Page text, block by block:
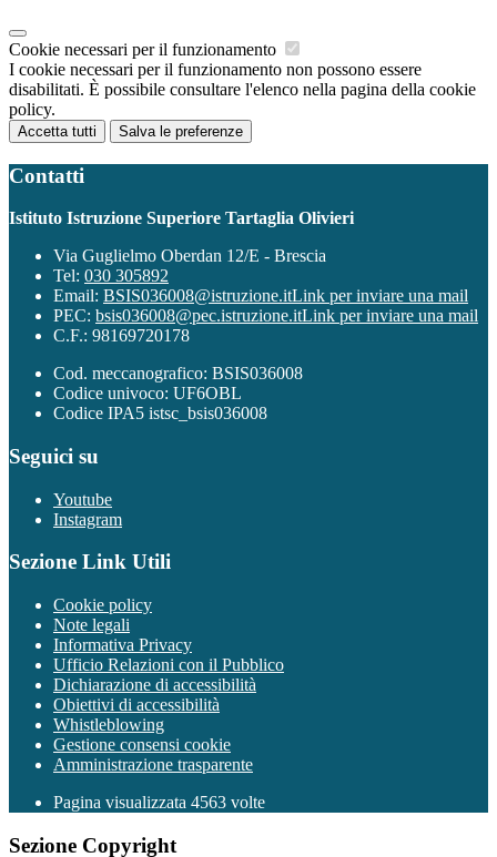
Cookie necessari per il funzionamento
I cookie necessari per il funzionamento non possono essere
disabilitati. È possibile consultare l'elenco nella pagina della cookie
policy.
Accetta tutti Salva le preferenze
Contatti
Istituto Istruzione Superiore Tartaglia Olivieri
Via Guglielmo Oberdan 12/E - Brescia
Tel: 030 305892
Email: BSIS036008@istruzione.itLink per inviare una mail
PEC: bsis036008@pec.istruzione.itLink per inviare una mail
C.F.: 98169720178
Cod. meccanografico: BSIS036008
Codice univoco: UF6OBL
Codice IPA5 istsc_bsis036008
Seguici su
Youtube
Instagram
Sezione Link Utili
Cookie policy
Note legali
Informativa Privacy
Ufficio Relazioni con il Pubblico
Dichiarazione di accessibilità
Obiettivi di accessibilità
Whistleblowing
Gestione consensi cookie
Amministrazione trasparente
Pagina visualizzata 4563 volte
Sezione Copyright